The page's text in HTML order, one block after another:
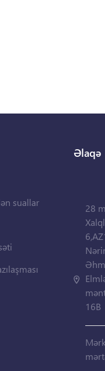
suallar
Əlaqə
28
16B